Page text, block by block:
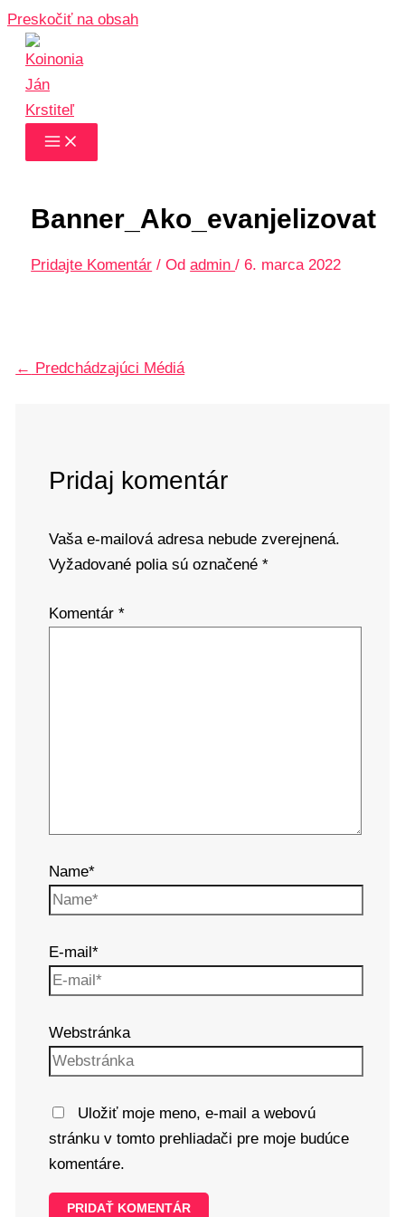
Preskočiť na obsah
Banner_Ako_evanjelizovat
Pridajte Komentár / Od admin/6. marca 2022
← Predchádzajúci Médiá
Pridaj komentár
Vaša e-mailová adresa nebude zverejnená.
Vyžadované polia sú označené *
Komentár *
Name*
E-mail*
Webstránka
Uložiť moje meno, e-mail a webovú
stránku v tomto prehliadači pre moje budúce
komentáre.